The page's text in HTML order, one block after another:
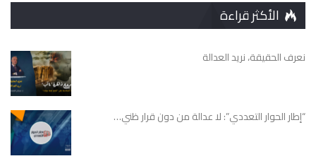
الأكثر قراءة
نعرف الحقيقة، نريد العدالة
“إطار الحوار التعددي”: لا عدالة من دون قرار ظني…